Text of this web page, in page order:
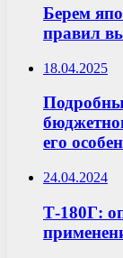
Берем
правил
18.04.2025
его
24.04.2024
Т-180Г: